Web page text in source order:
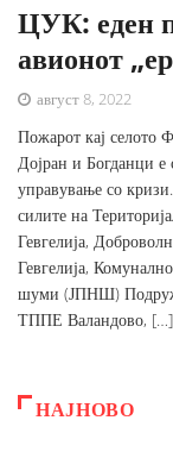
ЦУК: еден
авионот
август 8, 2022
Пожарот кај селото
Дојран и Богданци е
управување со
силите на
Гевгелија,
Гевгелија,
шуми (ЈПНШ)
ТППЕ Валандово, […]
НАЈНОВО